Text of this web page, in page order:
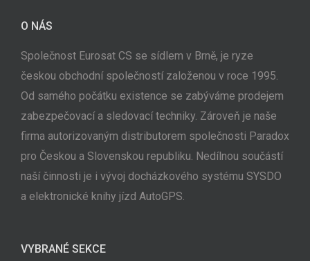
O NÁS
Společnost Eurosat CS se sídlem v Brně, je ryze
českou obchodní společností založenou v roce 1995.
Od samého počátku existence se zabýváme prodejem
zabezpečovací a sledovací techniky. Zároveň je naše
firma autorizovaným distributorem společnosti Paradox
pro Českou a Slovenskou republiku. Nedílnou součástí
naší činnosti je i vývoj docházkového systému SYSDO
a elektronické knihy jízd AutoGPS.
VYBRANÉ SEKCE